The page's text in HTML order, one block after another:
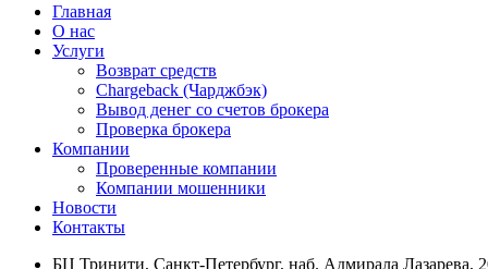
Главная
О нас
Услуги
Возврат средств
Chargeback (Чарджбэк)
Вывод денег со счетов брокера
Проверка брокера
Компании
Проверенные компании
Компании мошенники
Новости
Контакты
БЦ Тринити, Санкт-Петербург, наб. Адмирала Лазарева,